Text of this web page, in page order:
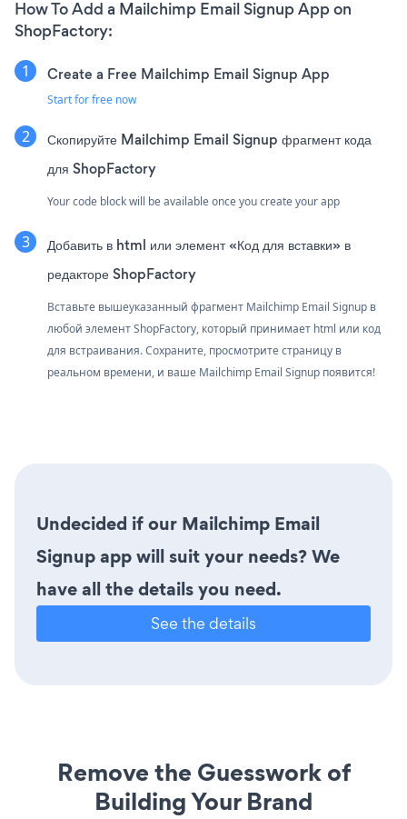
How To Add a Mailchimp Email Signup App on
ShopFactory:
Create a Free Mailchimp Email Signup App
Start for free now
Скопируйте Mailchimp Email Signup фрагмент кода
для ShopFactory
Your code block will be available once you create your app
Добавить в html или элемент «Код для вставки» в
редакторе ShopFactory
Вставьте вышеуказанный фрагмент Mailchimp Email Signup в
любой элемент ShopFactory, который принимает html или код
для встраивания. Сохраните, просмотрите страницу в
реальном времени, и ваше Mailchimp Email Signup появится!
Undecided if our Mailchimp Email
Signup app will suit your needs? We
have all the details you need.
See the details
Remove the Guesswork of
Building Your Brand